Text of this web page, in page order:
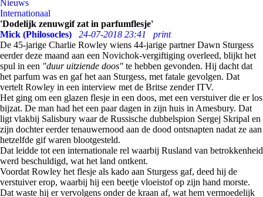
Nieuws
Internationaal
'Dodelijk zenuwgif zat in parfumflesje'
Mick (Philosocles)
24-07-2018 23:41
print
De 45-jarige Charlie Rowley wiens 44-jarige partner Dawn Sturgess
eerder deze maand aan een Novichok-vergiftiging overleed, blijkt het
spul in een "duur uitziende doos" te hebben gevonden. Hij dacht dat
het parfum was en gaf het aan Sturgess, met fatale gevolgen. Dat
vertelt Rowley in een interview met de Britse zender ITV.
Het ging om een glazen flesje in een doos, met een verstuiver die er los
bijzat. De man had het een paar dagen in zijn huis in Amesbury. Dat
ligt vlakbij Salisbury waar de Russische dubbelspion Sergej Skripal en
zijn dochter eerder tenauwernood aan de dood ontsnapten nadat ze aan
hetzelfde gif waren blootgesteld.
Dat leidde tot een internationale rel waarbij Rusland van betrokkenheid
werd beschuldigd, wat het land ontkent.
Voordat Rowley het flesje als kado aan Sturgess gaf, deed hij de
verstuiver erop, waarbij hij een beetje vloeistof op zijn hand morste.
Dat waste hij er vervolgens onder de kraan af, wat hem vermoedelijk